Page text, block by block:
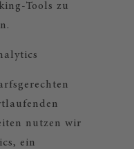
Tools zu
nutzen wir
ein